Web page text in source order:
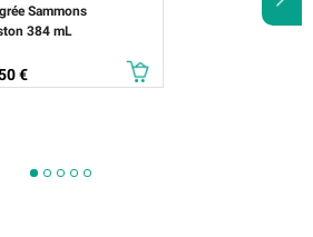
Sammons
384 mL
€